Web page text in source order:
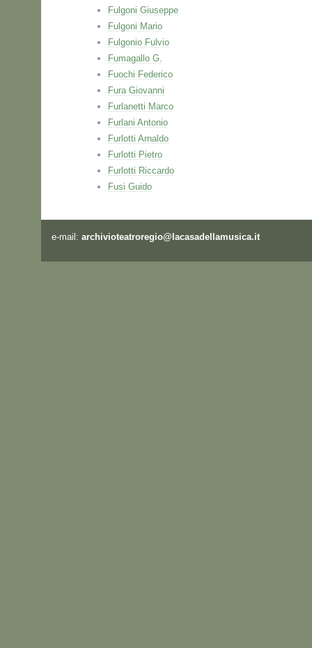
Fulgoni Giuseppe
Fulgoni Mario
Fulgonio Fulvio
Fumagallo G.
Fuochi Federico
Fura Giovanni
Furlanetti Marco
Furlani Antonio
Furlotti Arnaldo
Furlotti Pietro
Furlotti Riccardo
Fusi Guido
e-mail: archivioteatroregio@lacasadellamusica.it